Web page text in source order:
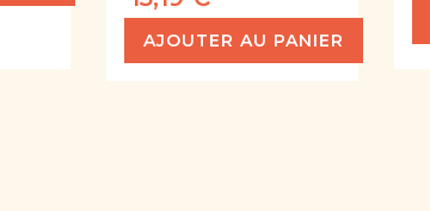
AJOUTER AU PANIER